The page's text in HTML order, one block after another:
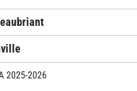
2025-2026